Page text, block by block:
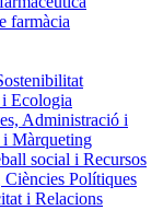
farmàcia
Ecologia
Administració i
i Màrqueting
social i Recursos
Polítiques
i Relacions